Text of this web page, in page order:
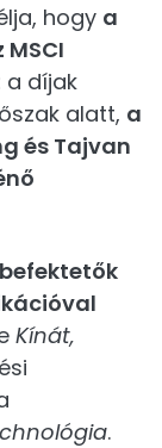
hogy a
a díjak
alatt, a
és Tajvan
Kínát,
.